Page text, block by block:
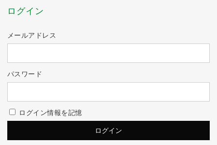
ログイン
メールアドレス
パスワード
ログイン情報を記憶